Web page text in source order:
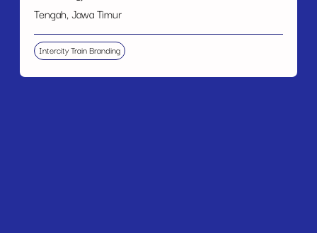
Tengah, Jawa Timur
Intercity Train Branding